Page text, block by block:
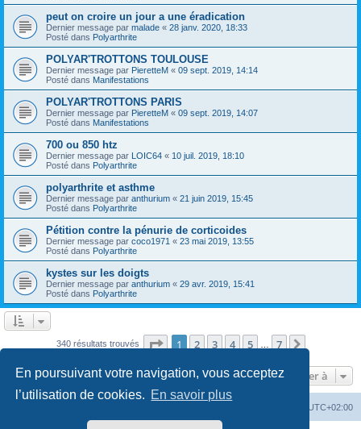
En poursuivant votre navigation, vous acceptez
l’utilisation de cookies. En savoir plus
peut on croire un jour a une éradication
Dernier message par malade « 28 janv. 2020, 18:33
Posté dans Polyarthrite
POLYAR'TROTTONS TOULOUSE
Dernier message par PieretteM « 09 sept. 2019, 14:14
Posté dans Manifestations
POLYAR'TROTTONS PARIS
Dernier message par PieretteM « 09 sept. 2019, 14:07
Posté dans Manifestations
700 ou 850 htz
Dernier message par LOIC64 « 10 juil. 2019, 18:10
Posté dans Polyarthrite
polyarthrite et asthme
Dernier message par anthurium « 21 juin 2019, 15:45
Posté dans Polyarthrite
Pétition contre la pénurie de corticoides
Dernier message par coco1971 « 23 mai 2019, 13:55
Posté dans Polyarthrite
kystes sur les doigts
Dernier message par anthurium « 29 avr. 2019, 15:41
Posté dans Polyarthrite
340 résultats trouvés Page 1sur7
1 2 3 4 5 7
Aller à
UTC+02:00